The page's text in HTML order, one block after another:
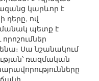
կարևոր է
դերը, ով
պետք է
Սա նշանակում
ռազմական